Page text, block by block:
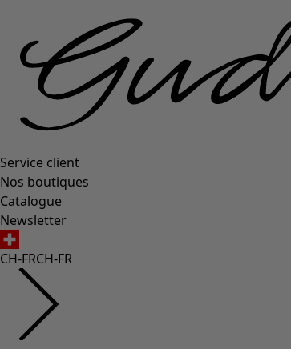
Service client
Nos boutiques
Catalogue
Newsletter
CH-FRCH-FR